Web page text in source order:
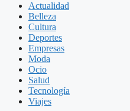
Actualidad
Belleza
Cultura
Deportes
Empresas
Moda
Ocio
Salud
Tecnología
Viajes